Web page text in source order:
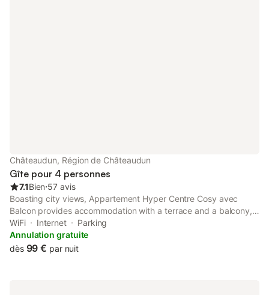
Châteaudun, Région de Châteaudun
Gîte pour 4 personnes
7.1Bien⋅57 avis
Boasting city views, Appartement Hyper Centre Cosy avec
Balcon provides accommodation with a terrace and a balcony,
around 42 km from Chateau de Talcy.
WiFi Internet
Parking
Annulation gratuite
dès 99 € par nuit